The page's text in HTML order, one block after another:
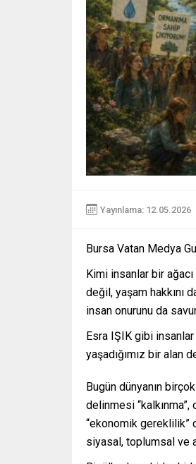
Yayınlama: 12.05.2026
Bursa Vatan Medya
Kimi insanlar bir
değil, yaşam hakkını
insan onurunu da
Esra IŞIK gibi insanlar
yaşadığımız bir alan
Bugün dünyanın
delinmesi “kalkınma”,
“ekonomik gereklilik”
siyasal, toplumsal ve